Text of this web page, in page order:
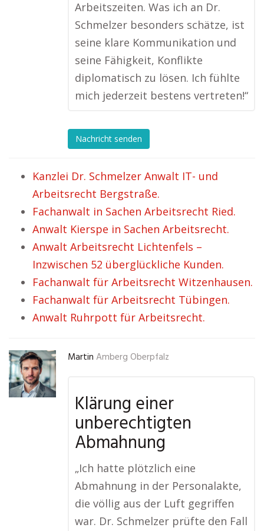
Arbeitszeiten. Was ich an Dr.
Schmelzer besonders schätze, ist
seine klare Kommunikation und
seine Fähigkeit, Konflikte
diplomatisch zu lösen. Ich fühlte
mich jederzeit bestens vertreten!“
Nachricht senden
Kanzlei Dr. Schmelzer Anwalt IT- und
Arbeitsrecht Bergstraße.
Fachanwalt in Sachen Arbeitsrecht Ried.
Anwalt Kierspe in Sachen Arbeitsrecht.
Anwalt Arbeitsrecht Lichtenfels –
Inzwischen 52 überglückliche Kunden.
Fachanwalt für Arbeitsrecht Witzenhausen.
Fachanwalt für Arbeitsrecht Tübingen.
Anwalt Ruhrpott für Arbeitsrecht.
Martin Amberg Oberpfalz
Klärung einer
unberechtigten
Abmahnung
„Ich hatte plötzlich eine
Abmahnung in der Personalakte,
die völlig aus der Luft gegriffen
war. Dr. Schmelzer prüfte den Fall